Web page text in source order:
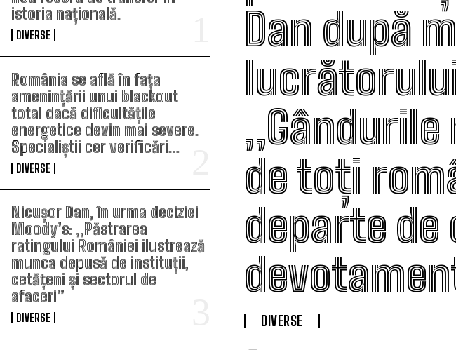
istoria națională.
DIVERSE
România se află în fața
amenințării unui blackout
total dacă dificultățile
energetice devin mai severe.
Specialiștii cer verificări…
DIVERSE
Nicușor Dan, în urma deciziei
Moody’s: „Păstrarea
ratingului României ilustrează
munca depusă de instituții,
cetățeni și sectorul de
afaceri”
DIVERSE
Dan după
de toți
departe de
DIVERSE